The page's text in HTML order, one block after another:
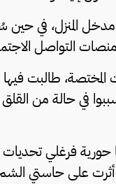
مدخل المنزل، في
منصات التواصل
طالبت فيها
في حالة من
فرغلي
أثرت على حاستي